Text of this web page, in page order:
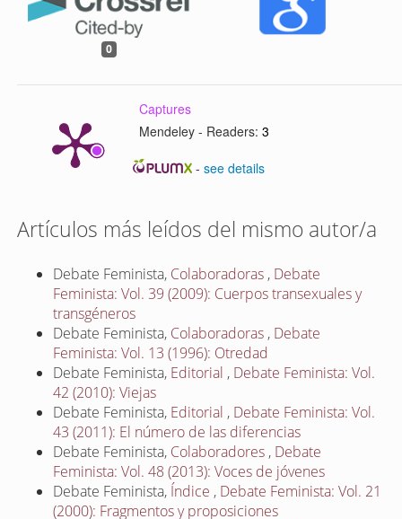
0
Captures
Mendeley - Readers:3
-see details
Artículos más leídos del mismo autor/a
Debate Feminista, Colaboradoras , Debate
Feminista: Vol. 39 (2009): Cuerpos transexuales y
transgéneros
Debate Feminista, Colaboradoras , Debate
Feminista: Vol. 13 (1996): Otredad
Debate Feminista, Editorial , Debate Feminista: Vol.
42 (2010): Viejas
Debate Feminista, Editorial , Debate Feminista: Vol.
43 (2011): El número de las diferencias
Debate Feminista, Colaboradores , Debate
Feminista: Vol. 48 (2013): Voces de jóvenes
Debate Feminista, Índice , Debate Feminista: Vol. 21
(2000): Fragmentos y proposiciones